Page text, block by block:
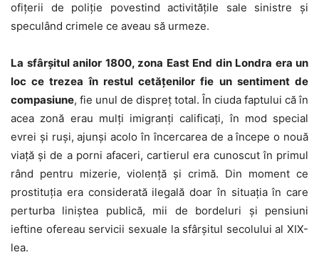
ofiţerii de poliţie povestind activităţile sale sinistre şi
speculând crimele ce aveau să urmeze.
La sfârşitul anilor 1800, zona East End din Londra era un
loc ce trezea în restul cetăţenilor fie un sentiment de
compasiune, fie unul de dispreţ total. În ciuda faptului că în
acea zonă erau mulţi imigranţi calificaţi, în mod special
evrei şi ruşi, ajunşi acolo în încercarea de a începe o nouă
viaţă şi de a porni afaceri, cartierul era cunoscut în primul
rând pentru mizerie, violenţă şi crimă. Din moment ce
prostituţia era considerată ilegală doar în situaţia în care
perturba liniştea publică, mii de bordeluri şi pensiuni
ieftine ofereau servicii sexuale la sfârşitul secolului al XIX-
lea.